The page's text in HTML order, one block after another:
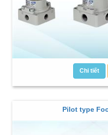
Chi tiết
Pilot type